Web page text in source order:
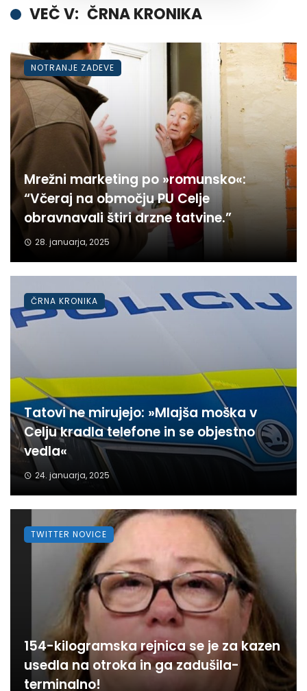
VEČ V: ČRNA KRONIKA
Mrežni marketing po »romunsko«:
“Včeraj na območju PU Celje
obravnavali štiri drzne tatvine.”
28. januarja, 2025
NOTRANJE ZADEVE
Tatovi ne mirujejo: »Mlajša moška v
Celju kradla telefone in se objestno
vedla«
24. januarja, 2025
ČRNA KRONIKA
154-kilogramska rejnica se je za kazen
usedla na otroka in ga zadušila-
terminalno!
TWITTER NOVICE